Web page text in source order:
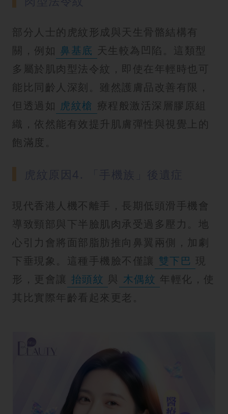
部分人士的虎紋形成與天生骨骼結構有
關，例如 鼻基底 天生較為凹陷。這類型
多屬於肌肉型法令紋，即使在年輕時也可
能比同齡人深刻。雖然護膚品改善有限，
但透過如 虎紋槍 療程般激活深層膠原組
織，依然能有效提升肌膚彈性與視覺上的
飽滿度。
現代香港人機不離手，長期低頭滑手機會
導致頸部與下半臉肌肉承受過多壓力。地
心引力會將面部脂肪推向鼻翼兩側，加劇
下垂現象。這種手機臉不僅讓 雙下巴 現
形，更會讓 抬頭紋 與 木偶紋 年輕化，使
其比實際年齡看起來更老。